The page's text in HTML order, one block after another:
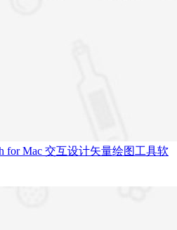
for Mac 交互设计矢量绘图工具软